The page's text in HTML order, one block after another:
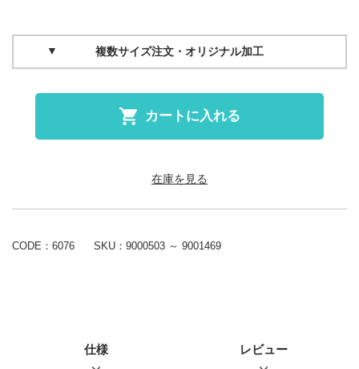
複数サイズ注文・オリジナル加工
カートに入れる
在庫を見る
CODE：6076 SKU： 9000503 ～ 9001469
仕様 レビュー